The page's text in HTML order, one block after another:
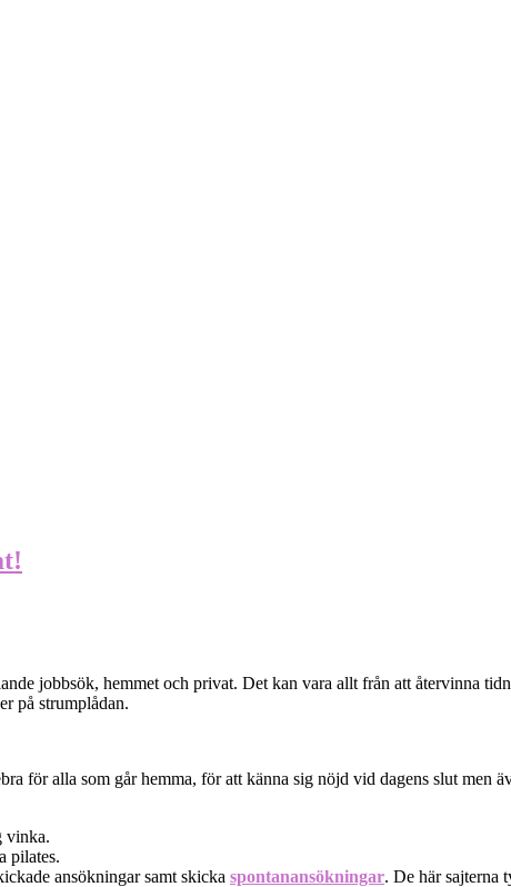
jobbsök, hemmet och privat. Det kan vara allt från att återvinna
på strumplådan.
för alla som går hemma, för att känna sig nöjd vid dagens slut
vinka.
pilates.
ansökningar samt skicka spontanansökningar. De här sajterna